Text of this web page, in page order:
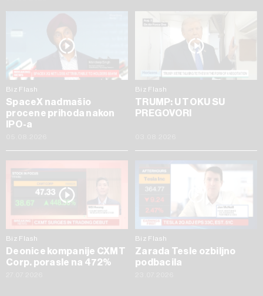
Biz Flash
SpaceX nadmašio
procene prihoda nakon
IPO-a
Biz Flash
TRUMP: U TOKU SU
PREGOVORI
Biz Flash
Deonice kompanije CXMT
Corp. porasle na 472%
Biz Flash
Zarada Tesle ozbiljno
podbacila